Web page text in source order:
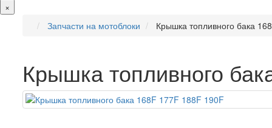
×
Запчасти на мотоблоки
Крышка топливного бака
Крышка топливного